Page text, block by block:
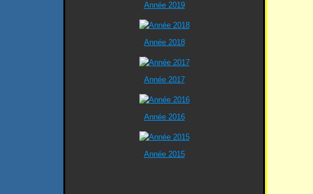
Année 2019
Année 2018
Année 2017
Année 2016
Année 2015